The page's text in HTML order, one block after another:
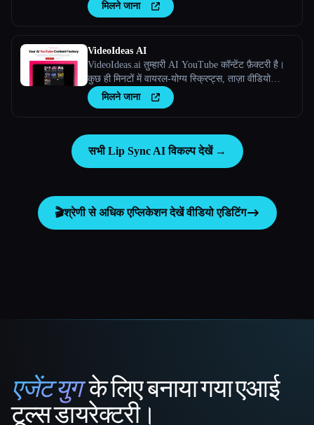
मिलने जाना
VideoIdeas AI
VideoIdeas.ai तुम्हारी AI YouTube कॉन्टेंट फ़ैक्टरी है।
कुछ ही मिनटों में वायरल-योग्य स्क्रिप्ट्स, ताज़ा वीडियो
आइडिया और आकर्षक कॉन्टेंट जेनरेट करें।
मिलने जाना
सभी Lip Sync AI विकल्प देखें →
🎬श्रेणी से अधिक एप्लिकेशन देखेंवीडियो एडिटिंग
That AI Collection
एजेंट युगके लिए बनाया गया एआई
टूल्स डायरेक्टरी।